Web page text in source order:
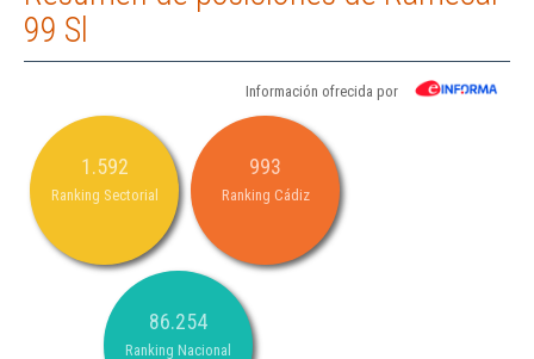
99 Sl
Información ofrecida por
1.592
Ranking Sectorial
993
Ranking Cádiz
86.254
Ranking Nacional